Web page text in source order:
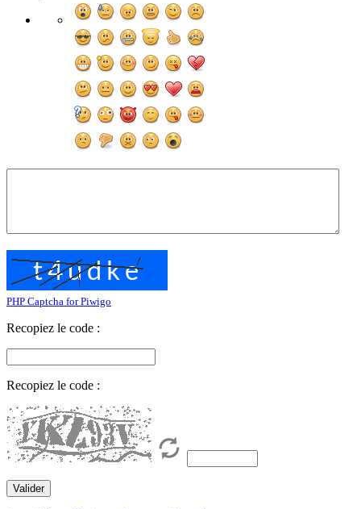
PHP Captcha for Piwigo
Recopiez le code :
Recopiez le code :